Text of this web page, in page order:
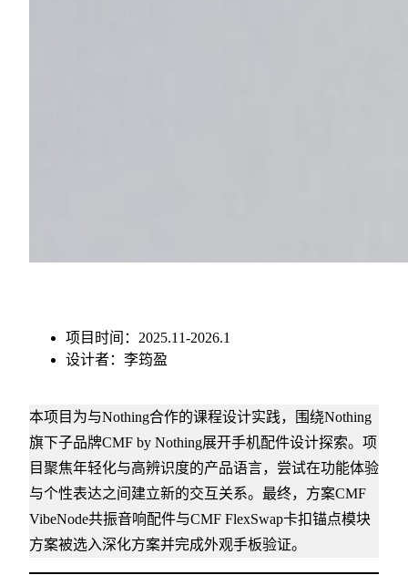
项目时间：2025.11-2026.1
设计者：李筠盈
本项目为与Nothing合作的课程设计实践，围绕Nothing
旗下子品牌CMF by Nothing展开手机配件设计探索。项
目聚焦年轻化与高辨识度的产品语言，尝试在功能体验
与个性表达之间建立新的交互关系。最终，方案CMF
VibeNode共振音响配件与CMF FlexSwap卡扣锚点模块
方案被选入深化方案并完成外观手板验证。